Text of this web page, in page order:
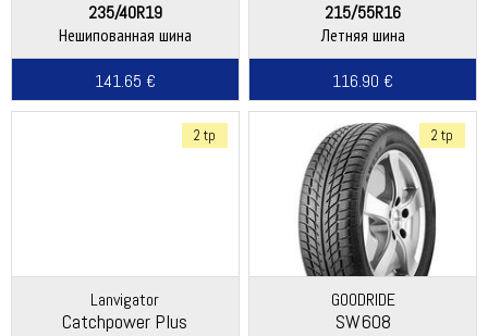
235/40R19
Нешипованная шина
141.65 €
215/55R16
Летняя шина
116.90 €
2 tp
Lanvigator
Catchpower Plus
2 tp
GOODRIDE
SW608